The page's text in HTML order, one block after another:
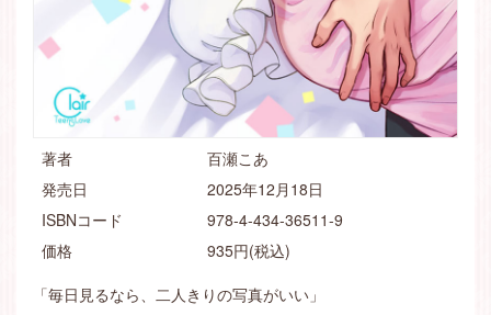
著者
百瀬こあ
発売日
2025年12月18日
ISBNコード
978-4-434-36511-9
価格
935円(税込)
「毎日見るなら、二人きりの写真がいい」